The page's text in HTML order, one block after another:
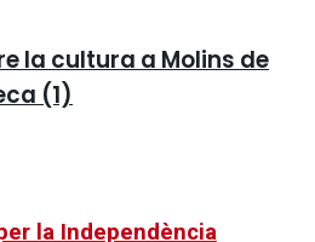
la cultura a Molins de
(1)
la Independència